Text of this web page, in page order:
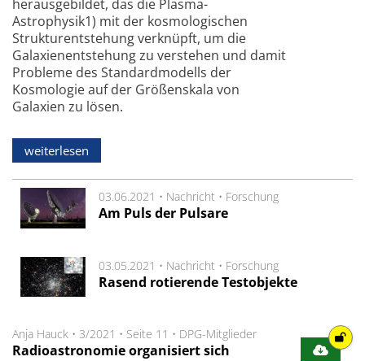
herausgebildet, das die Plasma-
Astrophysik1) mit der kosmologischen
Strukturentstehung verknüpft, um die
Galaxienentstehung zu verstehen und damit
Probleme des Standardmodells der
Kosmologie auf der Größenskala von
Galaxien zu lösen.
weiterlesen
03.06.2021 • Nachricht • Forschung
Am Puls der Pulsare
03.05.2021 • Nachricht • Forschung
Rasend rotierende Testobjekte
Anja Hauck • 3/2021 • Seite 11 • DPG-Mitglieder
Radioastronomie organisiert sich